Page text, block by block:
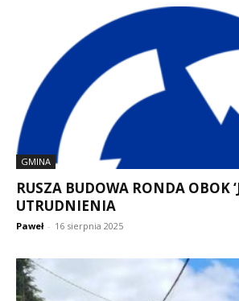
GMINA
RUSZA BUDOWA RONDA OBOK
UTRUDNIENIA
Paweł - 16 sierpnia 2025